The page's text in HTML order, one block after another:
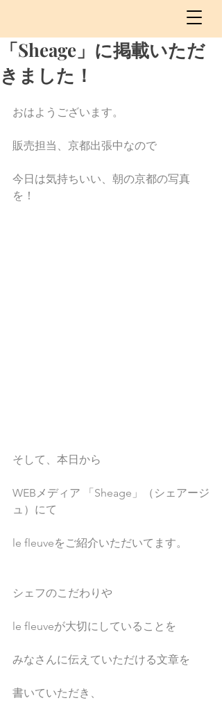
「Sheage」に掲載いただ
きました！
おはようございます。
販売担当、京都出張中なので
今日は気持ちいい、朝の京都の写真
を！
そして、本日から
WEBメディア 「Sheage」（シェアージ
ュ）にて
le fleuveをご紹介いただいてます。
シェフのこだわりや
le fleuveが大切にしていることを
みなさんに伝えていただける文章を
書いていただき、